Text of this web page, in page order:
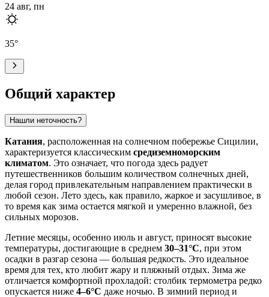
24 авг, пн
35°
Общий характер
Нашли неточность?
Катания, расположенная на солнечном побережье Сицилии,
характеризуется классическим средиземноморским
климатом. Это означает, что погода здесь радует
путешественников большим количеством солнечных дней,
делая город привлекательным направлением практически в
любой сезон. Лето здесь, как правило, жаркое и засушливое, в
то время как зима остается мягкой и умеренно влажной, без
сильных морозов.
Летние месяцы, особенно июль и август, приносят высокие
температуры, достигающие в среднем 30–31°C, при этом
осадки в разгар сезона — большая редкость. Это идеальное
время для тех, кто любит жару и пляжный отдых. Зима же
отличается комфортной прохладой: столбик термометра редко
опускается ниже 4–6°C даже ночью. В зимний период и